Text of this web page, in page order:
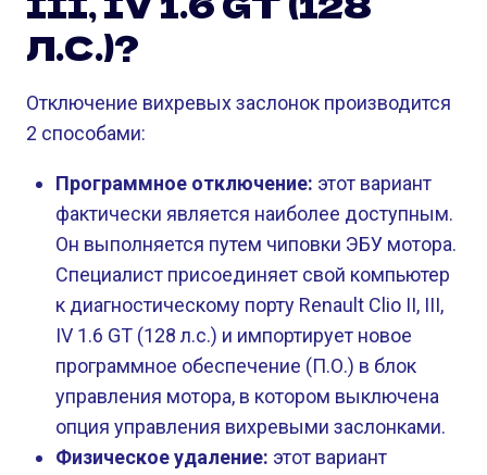
Л.С.)?
Отключение вихревых заслонок производится
2 способами:
Программное отключение: этот вариант
фактически является наиболее доступным.
Он выполняется путем чиповки ЭБУ мотора.
Специалист присоединяет свой компьютер
к диагностическому порту Renault Clio II, III,
IV 1.6 GT (128 л.с.) и импортирует новое
программное обеспечение (П.О.) в блок
управления мотора, в котором выключена
опция управления вихревыми заслонками.
Физическое удаление: этот вариант